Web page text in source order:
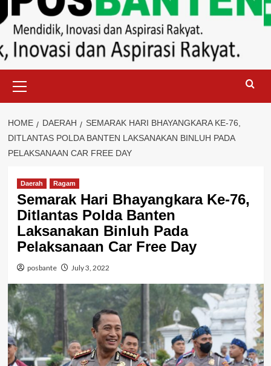
Menu
HOME DAERAH
SEMARAK HARI BHAYANGKARA KE-76,
DITLANTAS POLDA BANTEN LAKSANAKAN BINLUH PADA
PELAKSANAAN CAR FREE DAY
Daerah Ragam
Semarak Hari Bhayangkara Ke-76,
Ditlantas Polda Banten
Laksanakan Binluh Pada
Pelaksanaan Car Free Day
posbante July 3, 2022